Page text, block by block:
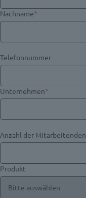
Nachname*
Telefonnummer
Unternehmen*
Anzahl der Mitarbeitenden
Produkt